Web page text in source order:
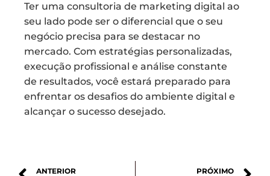
Ter uma consultoria de marketing digital ao
seu lado pode ser o diferencial que o seu
negócio precisa para se destacar no
mercado. Com estratégias personalizadas,
execução profissional e análise constante
de resultados, você estará preparado para
enfrentar os desafios do ambiente digital e
alcançar o sucesso desejado.
ANTERIOR PRÓXIMO